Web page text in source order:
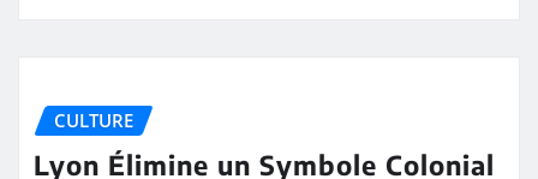
CULTURE
Lyon Élimine un Symbole Colonial